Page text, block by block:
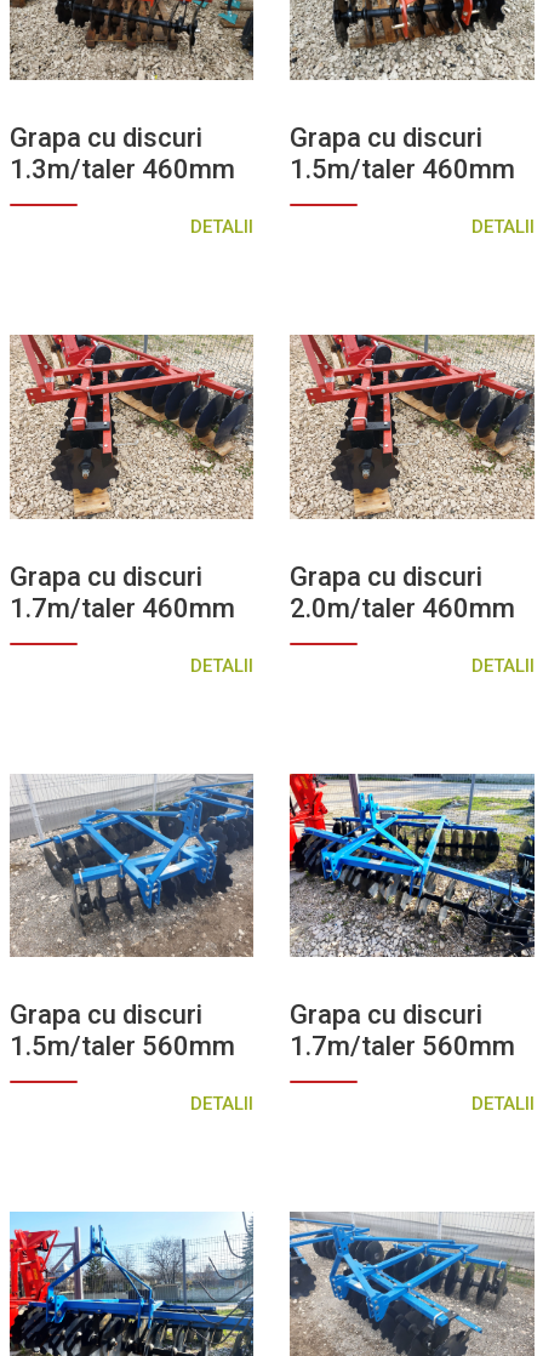
Jante
Grapa cu discuri
1.3m/taler 460mm
DETALII
Grapa cu discuri
1.5m/taler 460mm
DETALII
Grapa cu discuri
1.7m/taler 460mm
DETALII
Grapa cu discuri
2.0m/taler 460mm
DETALII
Grapa cu discuri
1.5m/taler 560mm
DETALII
Grapa cu discuri
1.7m/taler 560mm
DETALII